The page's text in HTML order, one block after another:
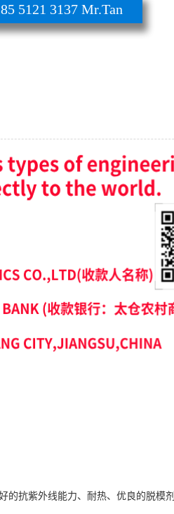
5121 3137 Mr.Tan
的抗紫外线能力、耐热、优良的脱模剂